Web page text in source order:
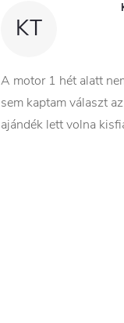
KT
A motor 1 hét alatt
sem kaptam választ
ajándék lett volna